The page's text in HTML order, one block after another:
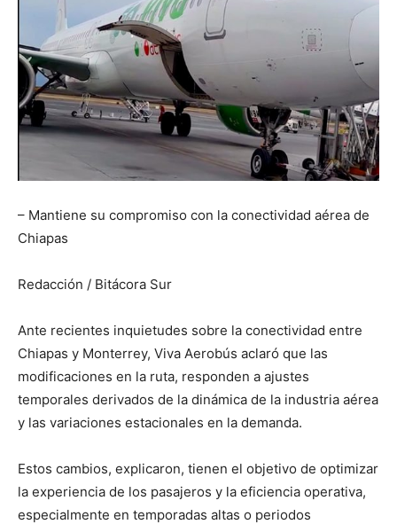
– Mantiene su compromiso con la conectividad aérea de
Chiapas
Redacción / Bitácora Sur
Ante recientes inquietudes sobre la conectividad entre
Chiapas y Monterrey, Viva Aerobús aclaró que las
modificaciones en la ruta, responden a ajustes
temporales derivados de la dinámica de la industria aérea
y las variaciones estacionales en la demanda.
Estos cambios, explicaron, tienen el objetivo de optimizar
la experiencia de los pasajeros y la eficiencia operativa,
especialmente en temporadas altas o periodos